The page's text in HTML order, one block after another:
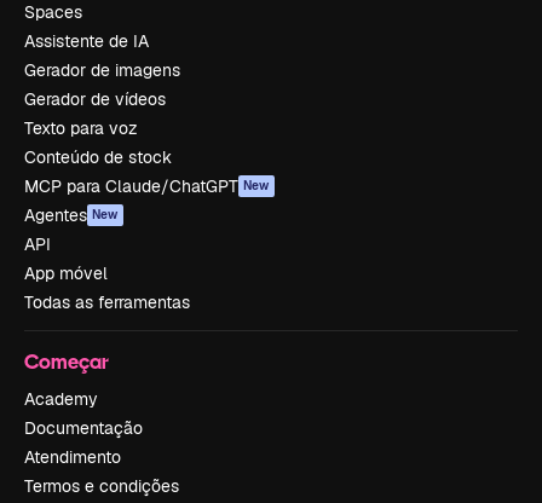
Spaces
Assistente de IA
Gerador de imagens
Gerador de vídeos
Texto para voz
Conteúdo de stock
MCP para Claude/ChatGPT New
Agentes New
API
App móvel
Todas as ferramentas
Começar
Academy
Documentação
Atendimento
Termos e condições